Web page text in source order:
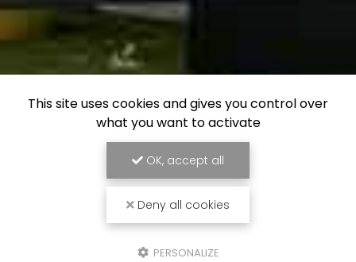
This site uses cookies and gives you control over
what you want to activate
OK, accept all
Deny all cookies
PERSONALIZE